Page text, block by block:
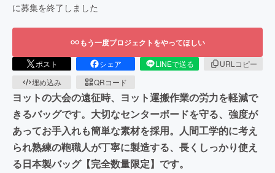
に募集を終了しました
もう一度プロジェクトをやってほしい
ポスト シェア LINEで送る
URLコピー
埋め込み
QRコード
ヨットの大会の遠征時、ヨット運搬作業の労力を軽減で
きるバッグです。大切なセンターボードを守る、強度が
あってお手入れも簡単な素材を採用。人間工学的に考え
られ熟練の鞄職人が丁寧に製造する、長くしっかり使え
る日本製バッグ【完全数量限定】です。